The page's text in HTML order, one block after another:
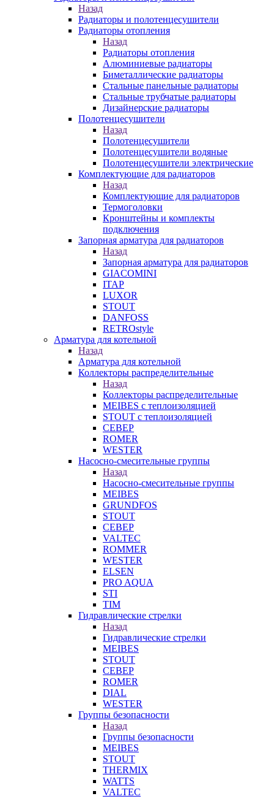
Назад
Радиаторы и полотенцесушители
Радиаторы отопления
Назад
Радиаторы отопления
Алюминиевые радиаторы
Биметаллические радиаторы
Стальные панельные радиаторы
Стальные трубчатые радиаторы
Дизайнерские радиаторы
Полотенцесушители
Назад
Полотенцесушители
Полотенцесушители водяные
Полотенцесушители электрические
Комплектующие для радиаторов
Назад
Комплектующие для радиаторов
Термоголовки
Кронштейны и комплекты
подключения
Запорная арматура для радиаторов
Назад
Запорная арматура для радиаторов
GIACOMINI
ITAP
LUXOR
STOUT
DANFOSS
RETROstyle
Арматура для котельной
Назад
Арматура для котельной
Коллекторы распределительные
Назад
Коллекторы распределительные
MEIBES с теплоизоляцией
STOUT с теплоизоляцией
СЕВЕР
ROMER
WESTER
Насосно-смесительные группы
Назад
Насосно-смесительные группы
MEIBES
GRUNDFOS
STOUT
СЕВЕР
VALTEC
ROMMER
WESTER
ELSEN
PRO AQUA
STI
TIM
Гидравлические стрелки
Назад
Гидравлические стрелки
MEIBES
STOUT
СЕВЕР
ROMER
DIAL
WESTER
Группы безопасности
Назад
Группы безопасности
MEIBES
STOUT
THERMIX
WATTS
VALTEC